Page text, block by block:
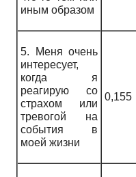
иным образом
5. Меня очень
интересует,
когда я
реагирую со
страхом или
тревогой на
события в
моей жизни
0,155